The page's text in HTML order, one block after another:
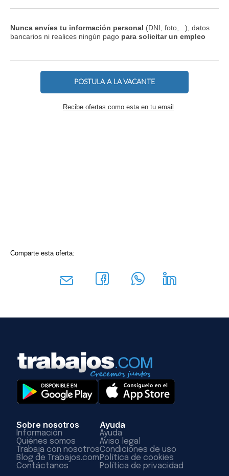
Nunca envíes tu información personal (DNI, foto,...), datos
bancarios ni realices ningún pago para solicitar un empleo
POSTULA A LA VACANTE
Recibe ofertas como esta en tu email
Comparte esta oferta:
Sobre nosotros
Información
Quiénes somos
Trabaja con nosotros
Blog de Trabajos.com
Contáctanos
Ayuda
Ayuda
Aviso legal
Condiciones de uso
Política de cookies
Política de privacidad